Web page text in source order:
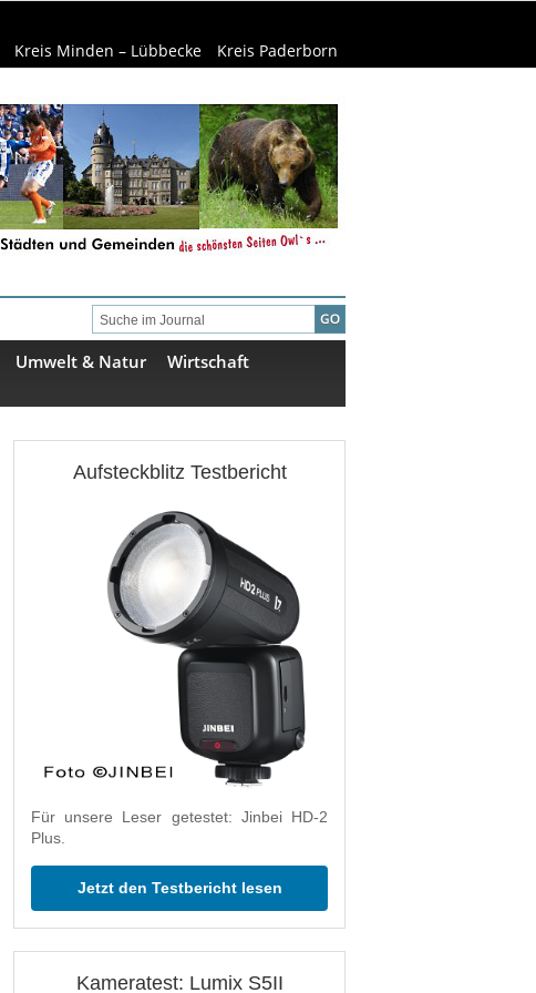
Kreis Minden – Lübbecke Kreis Paderborn
Umwelt & Natur
Wirtschaft
Aufsteckblitz Testbericht
Für unsere Leser getestet: Jinbei HD-2
Plus.
Jetzt den Testbericht lesen
Kameratest: Lumix S5II